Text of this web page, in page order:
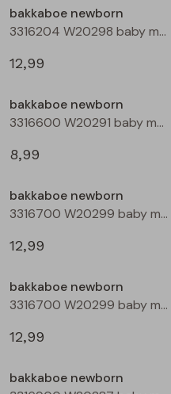
Blouses lange mouw
Pullover
Gilet spencers
Blazers
Bermuda's
Jackjes
Bermudas
Leggings
Lange broeken
Lange broeken
Rokken
T-shirts lange mouw
Vesten
bakkaboe newborn
3316204 W20298 baby meisjes lange broek Ecru
12,99
bakkaboe newborn
3316600 W20291 baby meisjes T-shirt lm Ecru melee
8,99
bakkaboe newborn
3316700 W20299 baby meisjes jurk Mauve
12,99
bakkaboe newborn
3316700 W20299 baby meisjes jurk Taupe
12,99
bakkaboe newborn